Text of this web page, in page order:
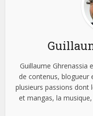
Guillaume Ghrenassia
de contenus, blogueur
plusieurs passions dont
et mangas, la